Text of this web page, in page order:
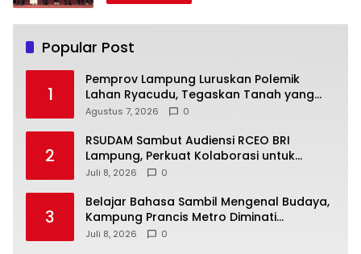
Popular Post
1
Pemprov Lampung Luruskan Polemik
Lahan Ryacudu, Tegaskan Tanah yang
Dipersoalkan Bukan Aset Provinsi
Agustus 7, 2026 0
2
RSUDAM Sambut Audiensi RCEO BRI
Lampung, Perkuat Kolaborasi untuk
Pengembangan Layanan dan SDM
Juli 8, 2026 0
3
Belajar Bahasa Sambil Mengenal Budaya,
Kampung Prancis Metro Diminati
Masyarakat
Juli 8, 2026 0